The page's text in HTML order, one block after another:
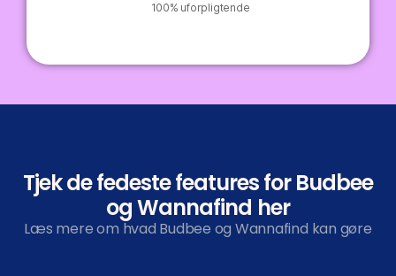
100% uforpligtende
Tjek de fedeste features for Budbee
og Wannafind her
Læs mere om hvad Budbee og Wannafind kan gøre